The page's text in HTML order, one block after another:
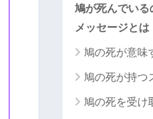
鳩が死んでい
メッセージとは
鳩の死が意味
鳩の死が持つ
鳩の死を受け